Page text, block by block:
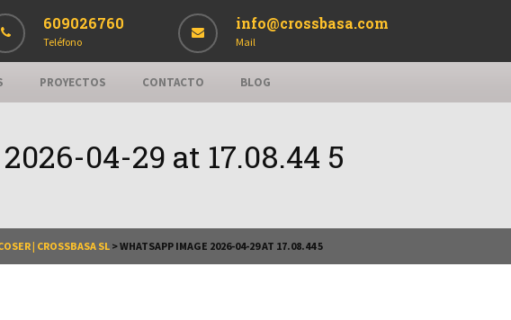
609026760
Teléfono
info@crossbasa.com
Mail
PROYECTOS CONTACTO BLOG
04-29 at 17.08.44 5
| CROSSBASA SL >WHATSAPP IMAGE 2026-04-29 AT 17.08.44 5